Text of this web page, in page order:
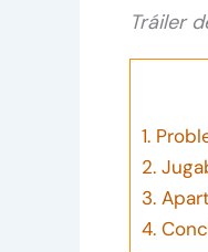
Tráiler
1.
2.
3.
4.